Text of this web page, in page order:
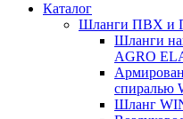
Каталог
Шланги ПВХ и
Шланги
AGRO
спиралью
Шланг